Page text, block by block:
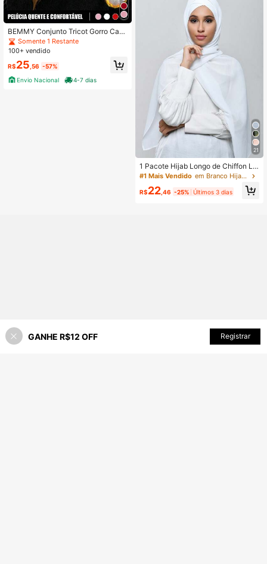
BEMMY Conjunto Tricot Gorro Cac
hecol Feminino Inverno, Mantenha-
se aquecido e proteja-se do frio, Ad
e inverno, Presentes de Dia dos Na
Somente 1 Restante
100+ vendido
R$25 ,56 -57%
Envio Nacional
4-7 dias
21
1 Pacote Hijab Longo de Chiffon Lis
o e Macio para Mulheres, Lenço Co
nservador de Cor Sólida, Adequado
para Uso Diário, Faixa de Cabeça p
#1 Mais Vendido em Branco Hijab feminino
R$22 ,46 -25% Últimos 3 dias
ADICIONAR AO CARRINHO
GANHE R$12 OFF Registrar